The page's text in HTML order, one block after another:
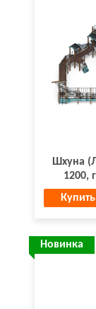
Шхуна
1200,
Купить
Новинка